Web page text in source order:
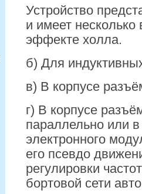
Устройство
и имеет
эффекте холла.
б) Для
в) В корпусе
г) В корпусе
параллельно или в
электронного
его псевдо
регулировки
бортовой сети